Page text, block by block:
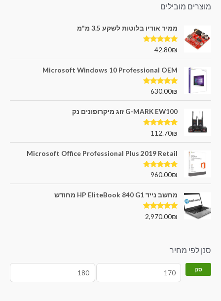
מוצרים מובילים
ממיר אודיו בלוטות לשקע 3.5 מ"מ
דורג5.00
42.80₪
Microsoft Windows 10 Professional OEM
דורג5.00
630.00₪
G-MARK EW100 זוג מיקרופונים נק
דורג 5.00
112.70₪
Microsoft Office Professional Plus 2019 Retail
דורג5.00
960.00₪
מחשב נייד HP EliteBook 840 G1 מחודש
דורג5.00
2,970.00₪
סנן לפי מחיר
סנן